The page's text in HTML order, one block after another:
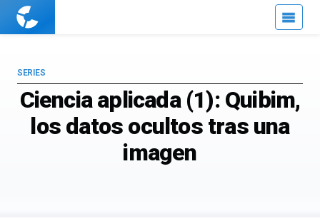
Cuaderno
Ciencia aplicada (1): Quibim,
los datos ocultos tras una
imagen
SERIES